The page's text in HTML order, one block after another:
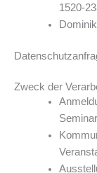
1520-
Zweck der